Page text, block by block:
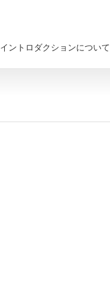
イントロダクションについて